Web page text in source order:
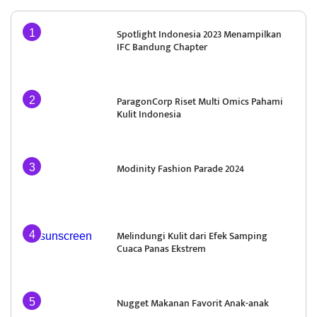
Spotlight Indonesia 2023 Menampilkan
IFC Bandung Chapter
ParagonCorp Riset Multi Omics Pahami
Kulit Indonesia
Modinity Fashion Parade 2024
Melindungi Kulit dari Efek Samping
Cuaca Panas Ekstrem
Nugget Makanan Favorit Anak-anak